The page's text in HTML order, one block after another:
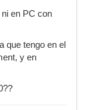
en PC con
que tengo en el
y en